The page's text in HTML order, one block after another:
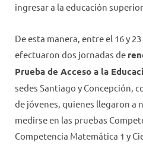
ingresar a la educación
De esta manera, entre el 16 y
efectuaron dos jornadas de
Prueba de Acceso a la
sedes Santiago y Concepción,
de jóvenes, quienes llegaron a
medirse en las pruebas
Competencia Matemática 1 y